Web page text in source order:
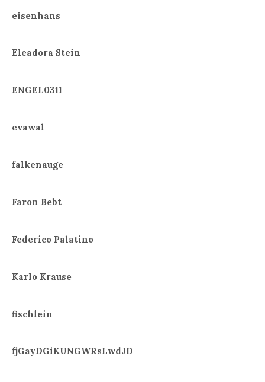
eisenhans
Eleadora Stein
ENGEL0311
evawal
falkenauge
Faron Bebt
Federico Palatino
Karlo Krause
fischlein
fjGayDGiKUNGWRsLwdJD